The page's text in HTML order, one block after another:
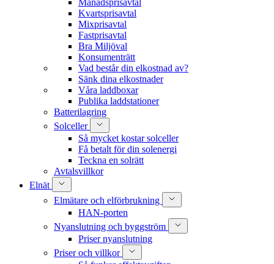
Månadsprisavtal
Kvartsprisavtal
Mixprisavtal
Fastprisavtal
Bra Miljöval
Konsumenträtt
Vad består din elkostnad av?
Sänk dina elkostnader
Våra laddboxar
Publika laddstationer
Batterilagring
Solceller
Så mycket kostar solceller
Få betalt för din solenergi
Teckna en solrätt
Avtalsvillkor
Elnät
Elmätare och elförbrukning
HAN-porten
Nyanslutning och byggström
Priser nyanslutning
Priser och villkor